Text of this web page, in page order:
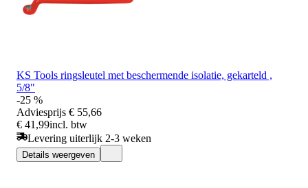
KS Tools ringsleutel met beschermende isolatie, gekarteld ,
5/8"
-25 %
Adviesprijs € 55,66
€ 41,99incl. btw
Levering uiterlijk 2-3 weken
Details weergeven